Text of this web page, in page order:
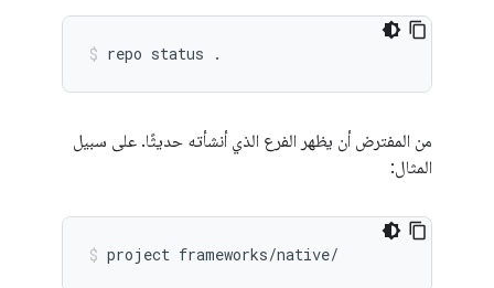
repo status .
من المفترض أن يظهر الفرع الذي أنشأته حديثًا. على سبيل
المثال:
project frameworks/native/